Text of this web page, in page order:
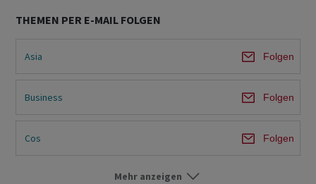
THEMEN PER E-MAIL FOLGEN
Asia Folgen
Business Folgen
Cos Folgen
Mehr anzeigen